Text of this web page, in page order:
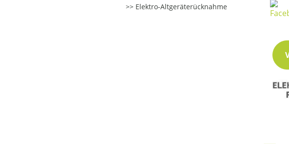
Elektro-Altgeräterücknahme